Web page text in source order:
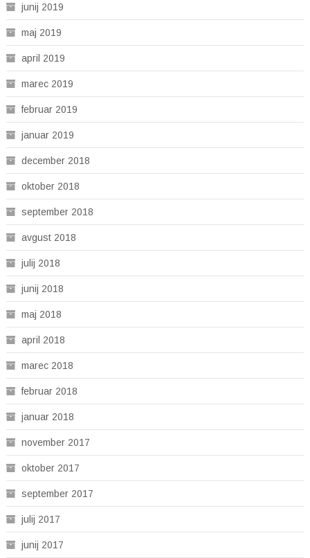
junij 2019
maj 2019
april 2019
marec 2019
februar 2019
januar 2019
december 2018
oktober 2018
september 2018
avgust 2018
julij 2018
junij 2018
maj 2018
april 2018
marec 2018
februar 2018
januar 2018
november 2017
oktober 2017
september 2017
julij 2017
junij 2017